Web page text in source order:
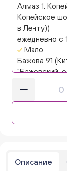
Алмаз 1.
Копейское
в Ленту))
ежедневно с
Мало
Бажова 91
"Бажовский,
ежедневно с
Мало
Бажова 91
ежедневно с
ежедневно с
Описание